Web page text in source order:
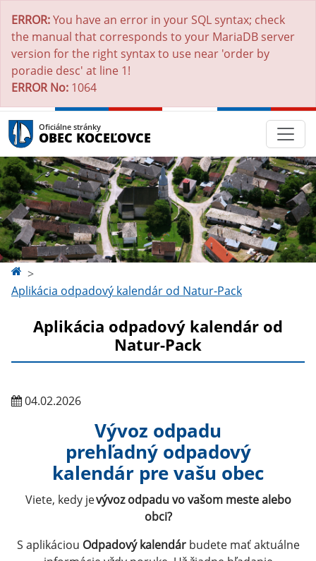
ERROR:You have an error in your SQL syntax; check
the manual that corresponds to your MariaDB server
version for the right syntax to use near 'order by
poradie desc' at line 1!
ERROR No: 1064
Oficiálne stránky
OBEC KOCEĽOVCE
Aplikácia odpadový kalendár od Natur-Pack
Aplikácia odpadový kalendár od
Natur-Pack
04.02.2026
Vývoz odpadu
prehľadný odpadový
kalendár pre vašu obec
Viete, kedy jevývoz odpadu vo vašom meste alebo
obci?
S aplikáciou Odpadový kalendárbudete mať aktuálne